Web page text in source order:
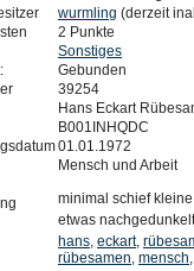
wurmling (derzeit
2 Punkte
Sonstiges
Gebunden
39254
Hans Eckart
B001INHQDC
01.01.1972
Mensch und Arbeit
minimal schief
etwas nachgedunkelt
hans, eckart,
rübesamen, mensch